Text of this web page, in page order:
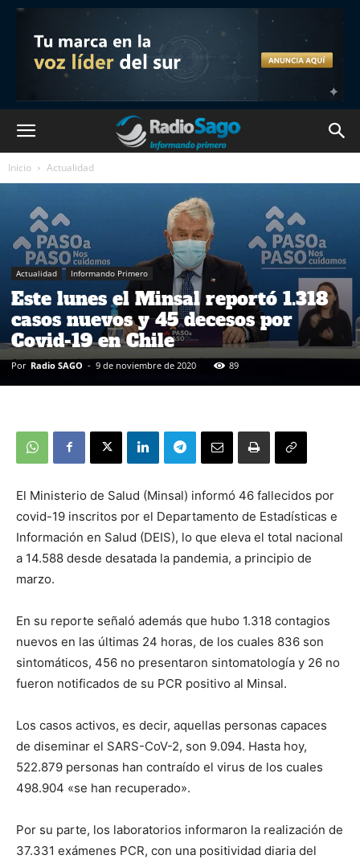
Inicio Actualidad
Actualidad Informando Primero
Este lunes el Minsal reportó 1.318
casos nuevos y 45 decesos por
Covid-19 en Chile
Por Radio SAGO - 9 de noviembre de 2020 89
El Ministerio de Salud (Minsal) informó 46 fallecidos por
covid-19 inscritos por el Departamento de Estadísticas e
Información en Salud (DEIS), lo que eleva el total nacional
a 14.588 desde desatada la pandemia, a principio de
marzo.
En su reporte señaló además que hubo 1.318 contagios
nuevos en las últimas 24 horas, de los cuales 836 son
sintomáticos, 456 no presentaron sintomatología y 26 no
fueron notificados de su PCR positivo al Minsal.
Los casos activos, es decir, aquellas personas capaces
de diseminar el SARS-CoV-2, son 9.094. Hasta hoy,
522.879 personas han contraído el virus de los cuales
498.904 «se han recuperado».
Por su parte, los laboratorios informaron la realización de
37.331 exámenes PCR, con una positividad diaria del